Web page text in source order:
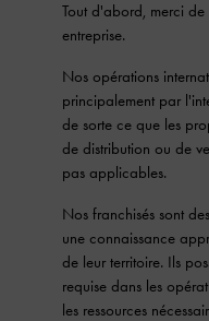
Tout d'abord, merci
entreprise.
Nos opérations
principalement par
de sorte ce que les
de distribution ou de
pas applicables.
Nos franchisés sont
une connaissance
de leur territoire. Ils
requise dans les
les ressources